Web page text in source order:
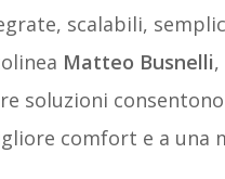
scalabili,
Matteo Busnelli
soluzioni
comfort e a una